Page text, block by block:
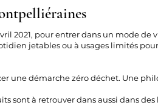
2021, pour entrer dans un mode de
jetables ou à usages limités pour
une démarche zéro déchet. Une
sont à retrouver dans aussi dans